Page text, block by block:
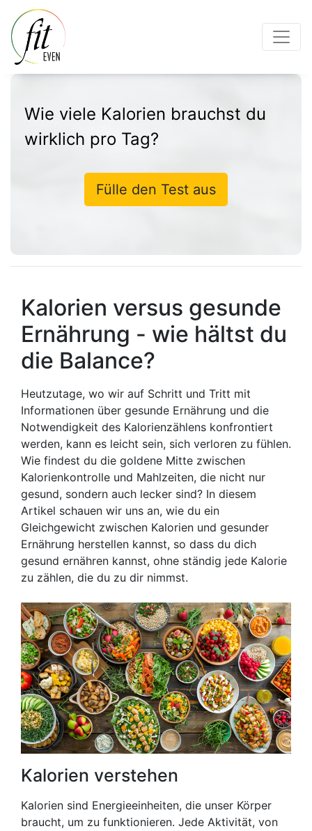
Wie viele Kalorien brauchst du
wirklich pro Tag?
Fülle den Test aus
Kalorien versus gesunde
Ernährung - wie hältst du
die Balance?
Heutzutage, wo wir auf Schritt und Tritt mit
Informationen über gesunde Ernährung und die
Notwendigkeit des Kalorienzählens konfrontiert
werden, kann es leicht sein, sich verloren zu fühlen.
Wie findest du die goldene Mitte zwischen
Kalorienkontrolle und Mahlzeiten, die nicht nur
gesund, sondern auch lecker sind? In diesem
Artikel schauen wir uns an, wie du ein
Gleichgewicht zwischen Kalorien und gesunder
Ernährung herstellen kannst, so dass du dich
gesund ernähren kannst, ohne ständig jede Kalorie
zu zählen, die du zu dir nimmst.
Kalorien verstehen
Kalorien sind Energieeinheiten, die unser Körper
braucht, um zu funktionieren. Jede Aktivität, von